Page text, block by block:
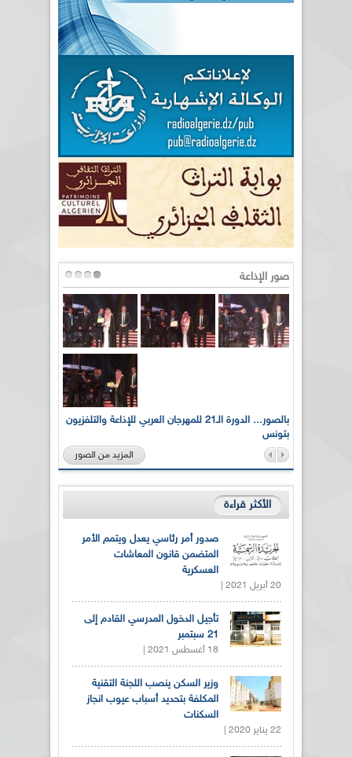
صور الإذاعة
بالصور... الدورة الـ21 للمهرجان العربي للإذاعة والتلفزيون
بتونس
المزيد من الصور
الأكثر قراءة
صدور أمر رئاسي يعدل ويتمم الأمر
المتضمن قانون المعاشات
العسكرية
20 أبريل 2021 |
تأجيل الدخول المدرسي القادم إلى
21 سبتمبر
18 أغسطس 2021 |
وزير السكن ينصب اللجنة التقنية
المكلفة بتحديد أسباب عيوب انجاز
السكنات
22 يناير 2020 |